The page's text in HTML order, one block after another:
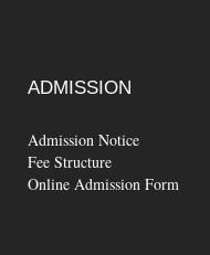
ADMISSION
Admission Notice
Fee Structure
Online Admission Form